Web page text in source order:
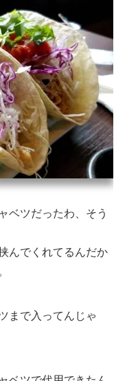
ベツだったわ、そう
んでくれてるんだか
まで入ってんじゃ